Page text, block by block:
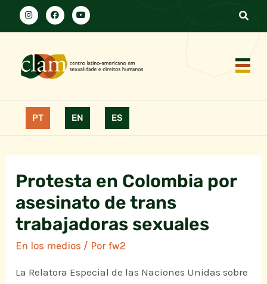
PT EN ES
Protesta en Colombia por
asesinato de trans
trabajadoras sexuales
En los medios / Porfw2
La Relatora Especial de las Naciones Unidas sobre